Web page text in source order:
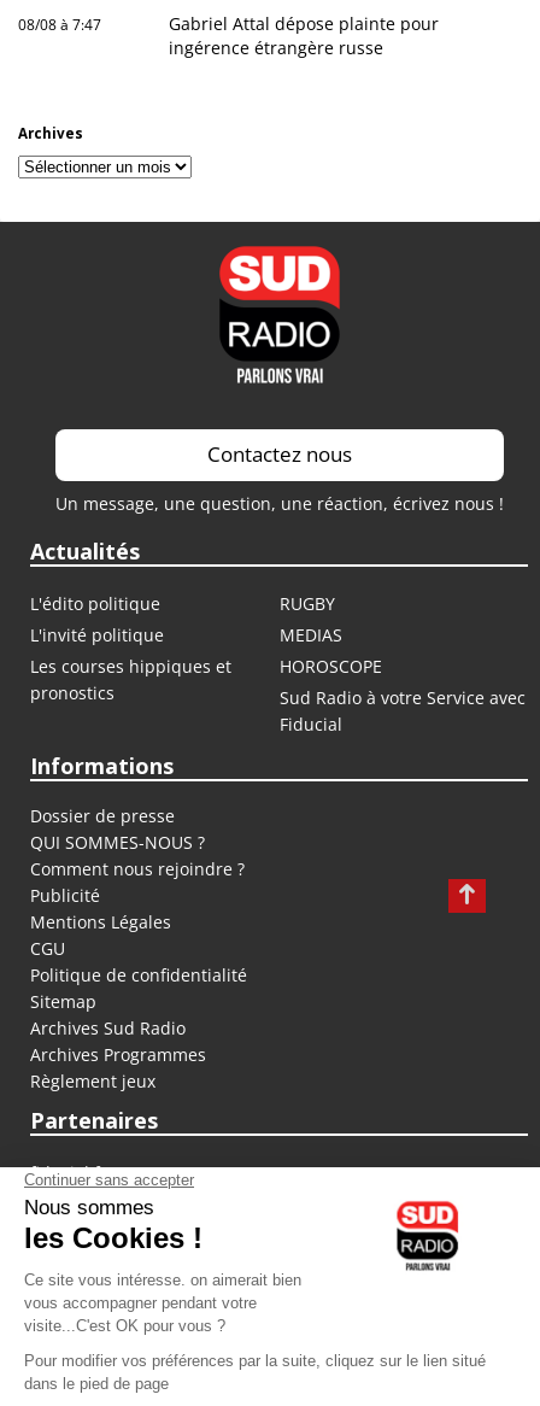
08/08 à 7:47
Gabriel Attal dépose plainte pour
ingérence étrangère russe
Archives
Archives
Contactez nous
Un message, une question, une réaction, écrivez nous !
Actualités
L'édito politique
RUGBY
L'invité politique
MEDIAS
Les courses hippiques et
pronostics
HOROSCOPE
Sud Radio à votre Service avec
Fiducial
Informations
Dossier de presse
QUI SOMMES-NOUS ?
Comment nous rejoindre ?
Publicité
Mentions Légales
CGU
Politique de confidentialité
Sitemap
Archives Sud Radio
Archives Programmes
Règlement jeux
Partenaires
fiducial.fr
lyoncapitale.fr
olympique-et-lyonnais.com
L'application Iphone / Android
Téléchargez l'application